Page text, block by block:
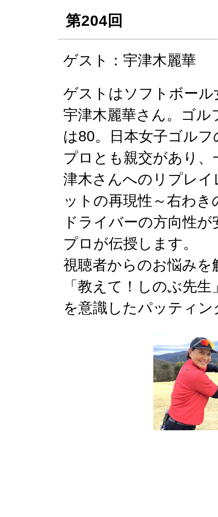
第204回
ゲスト：宇津木麗華
ゲストはソフトボー
宇津木麗華さん。ゴ
は80。日本女子ゴル
プロとも親交があり
津木さんへのリプレ
ットの再現性～右わ
ドライバーの方向性
プロが伝授します。
視聴者からのお悩み
「教えて！しのぶ先
を意識したパッティ